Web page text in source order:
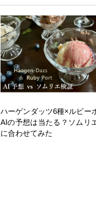
ハーゲンダッツ6種×ルビー
AIの予想は当たる？ソムリ
に合わせてみた